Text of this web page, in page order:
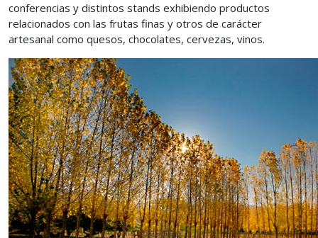
conferencias y distintos stands exhibiendo productos
relacionados con las frutas finas y otros de carácter
artesanal como quesos, chocolates, cervezas, vinos.